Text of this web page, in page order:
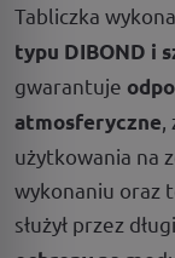
Tabliczka
typu DIBOND i
gwarantuje
atmosferyczne
użytkowania na
wykonaniu oraz
służył przez